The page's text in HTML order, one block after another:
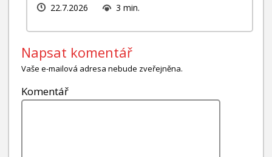
22.7.2026 3 min.
Napsat komentář
Vaše e-mailová adresa nebude zveřejněna.
Komentář